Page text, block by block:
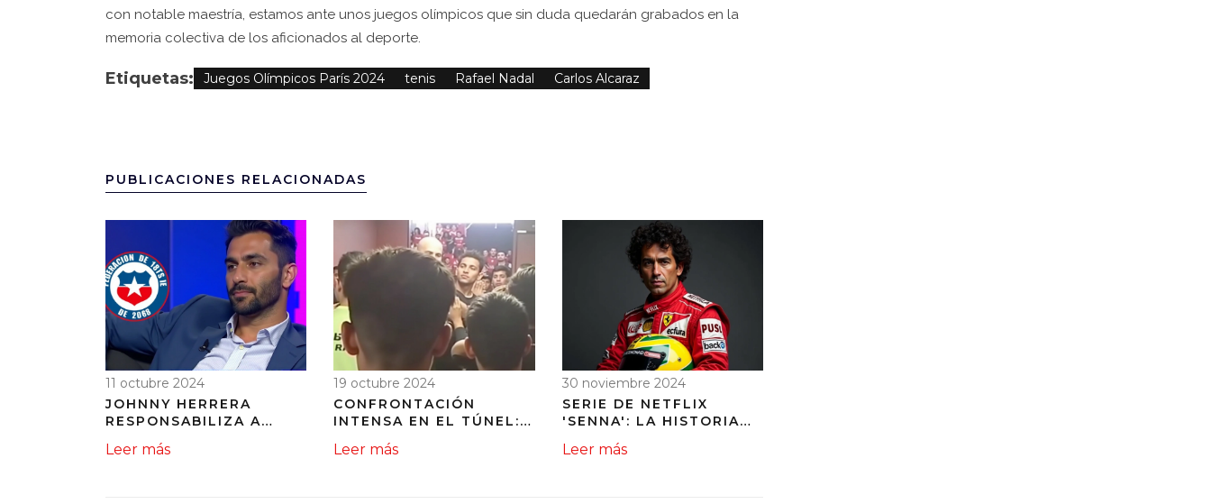
con notable maestría, estamos ante unos juegos olímpicos que sin duda quedarán grabados en la
memoria colectiva de los aficionados al deporte.
Etiquetas: Juegos Olímpicos París 2024 tenis Rafael Nadal Carlos Alcaraz
PUBLICACIONES RELACIONADAS
11 octubre 2024
JOHNNY HERRERA
RESPONSABILIZA A
EL GOL AGÓNICO QUE
Leer más
19 octubre 2024
CONFRONTACIÓN
INTENSA EN EL TÚNEL:
INDEPENDIENTE Y
Leer más
30 noviembre 2024
SERIE DE NETFLIX
'SENNA': LA HISTORIA
SENNA
Leer más